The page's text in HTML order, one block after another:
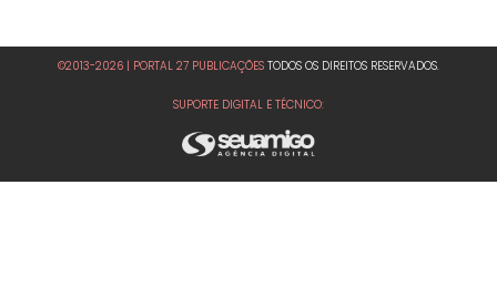
©2013-2026 | PORTAL 27 PUBLICAÇÕES TODOS OS DIREITOS RESERVADOS.
SUPORTE DIGITAL E TÉCNICO: